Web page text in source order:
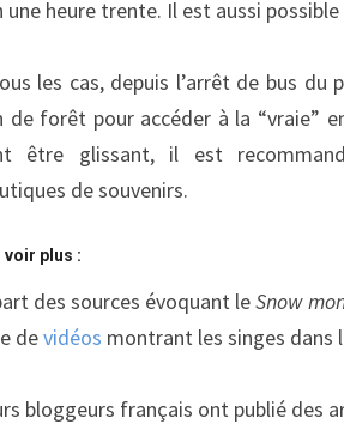
une heure trente. Il est aussi
les cas, depuis l’arrêt de bus
de forêt pour accéder à la “vraie”
être glissant, il est
de souvenirs.
voir plus :
des sources évoquant leSnow
devidéos montrant les singes dans
bloggeurs français ont publié des